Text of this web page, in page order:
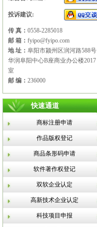
投诉建议:
传 真： 0558-2285018
邮 箱： fyipo@fyipo.com
地 址： 阜阳市颍州区润河路588号
华润阜阳中心B座商业办公楼2017
室
邮 编： 236000
快速通道
商标注册申请
作品版权登记
商品条形码申请
软件著作权登记
双软企业认定
高新技术企业认定
科技项目申报